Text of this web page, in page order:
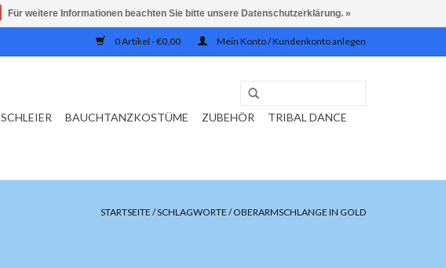
0 Artikel - €0,00 Mein Konto / Kundenkonto anlegen
SCHLEIER BAUCHTANZKOSTÜME ZUBEHÖR
TRIBAL DANCE
STARTSEITE /SCHLAGWORTE /OBERARMSCHLANGE IN GOLD
Für weitere Informationen beachten Sie bitte unsere Datenschutzerklärung. »